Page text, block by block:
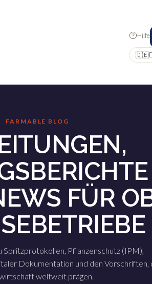
Hilfe
🇩🇪
FARMABLE BLOG
FÜR
Spritzprotokollen, Pflanzenschutz (IPM),
Dokumentation und den Vorschriften,
weltweit prägen.